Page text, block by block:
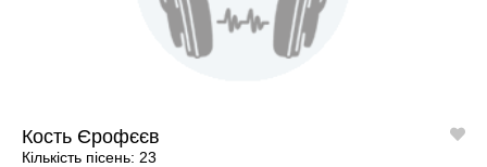
Кость Єрофєєв
Кількість пісень: 23